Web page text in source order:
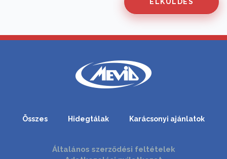
Összes Hidegtálak Karácsonyi ajánlatok
Általános szerződési feltételek